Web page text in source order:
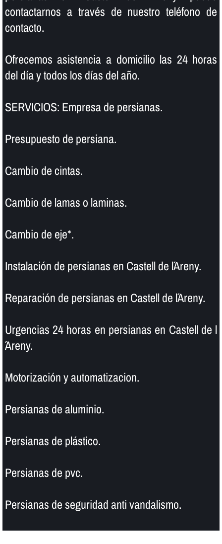
contactarnos a través de nuestro teléfono de
contacto.
Ofrecemos asistencia a domicilio las 24 horas
del dí­a y todos los dí­as del año.
SERVICIOS: Empresa de persianas.
Presupuesto de persiana.
Cambio de cintas.
Cambio de lamas o laminas.
Cambio de eje*.
Instalación de persianas en Castell de l´Areny.
Reparación de persianas en Castell de l´Areny.
Urgencias 24 horas en persianas en Castell de l
´Areny.
Motorización y automatizacion.
Persianas de aluminio.
Persianas de plástico.
Persianas de pvc.
Persianas de seguridad anti vandalismo.